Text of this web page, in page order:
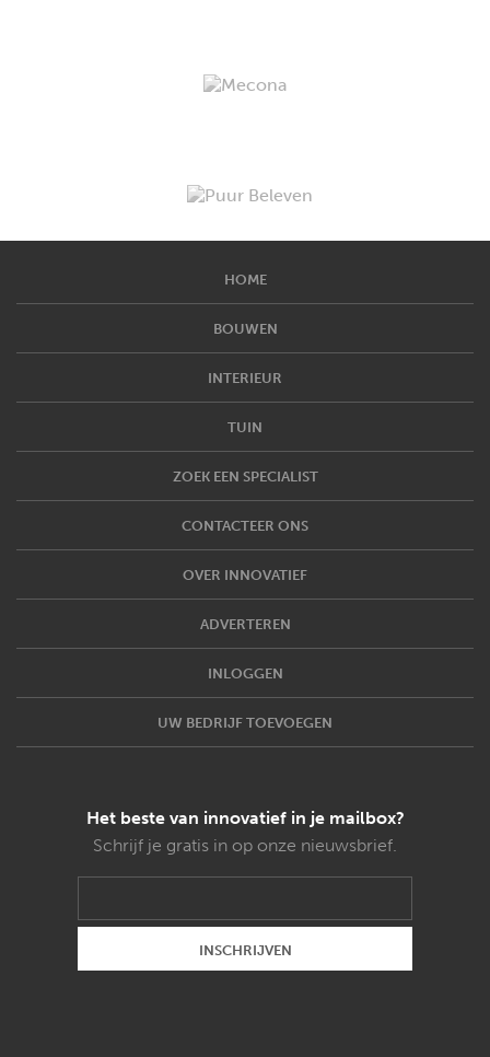
HOME
BOUWEN
INTERIEUR
TUIN
ZOEK EEN SPECIALIST
CONTACTEER ONS
OVER INNOVATIEF
ADVERTEREN
INLOGGEN
UW BEDRIJF TOEVOEGEN
Het beste van innovatief in je mailbox?
Schrijf je gratis in op onze nieuwsbrief.